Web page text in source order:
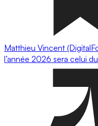
Matthieu Vincent
l’année 2026 sera celui